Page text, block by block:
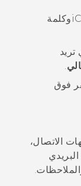
وكلمة
تريد
فوق
الاتصال،